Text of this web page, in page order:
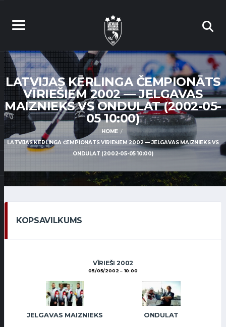
LATVIJAS KĒRLINGA ČEMPIONĀTS
VĪRIEŠIEM 2002 — JELGAVAS
MAIZNIEKS VS ONDULAT (2002-05-
05 10:00)
HOME
LATVIJAS KĒRLINGA ČEMPIONĀTS VĪRIEŠIEM 2002 — JELGAVAS MAIZNIEKS VS
ONDULAT (2002-05-05 10:00)
KOPSAVILKUMS
VĪRIEŠI 2002
05/05/2002 10:00
JELGAVAS MAIZNIEKS ONDULAT